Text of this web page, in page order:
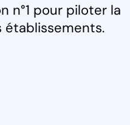
n°1 pour piloter la
établissements.